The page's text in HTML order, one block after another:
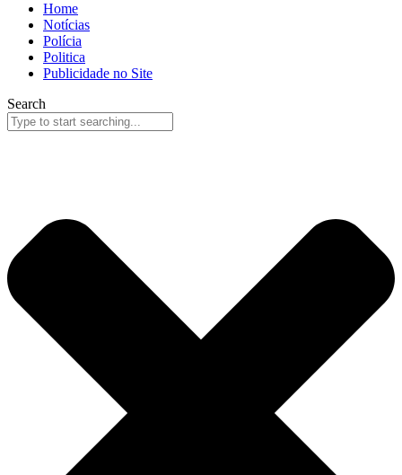
Home
Notícias
Polícia
Politica
Publicidade no Site
Search